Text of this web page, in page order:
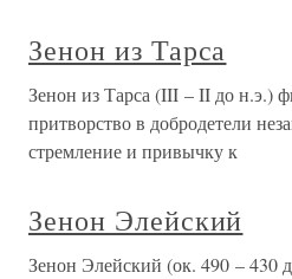
Зенон из Тарса
Зенон из Тарса (III – II до н.э.)
притворство в добродетели
стремление и привычку к
Зенон Элейский
Зенон Элейский (ок. 490 – 430